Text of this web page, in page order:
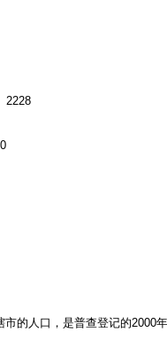
2228
的人口，是普查登记的2000